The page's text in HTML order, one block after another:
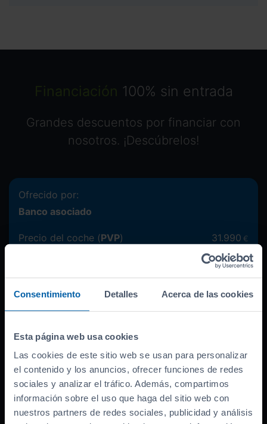
Consentimiento Detalles Acerca de las cookies
Esta página web usa cookies
Las cookies de este sitio web se usan para personalizar
el contenido y los anuncios, ofrecer funciones de redes
sociales y analizar el tráfico. Además, compartimos
información sobre el uso que haga del sitio web con
nuestros partners de redes sociales, publicidad y análisis
Financiación 100% sin entrada
Grandes descuentos por financiar con
nosotros. ¡Descúbrelos!
Cantidad a financiar 21.742
Ofrecido por:
Banco asociado
Precio del coche (PVP) 31.990 €
-3.000 €
Entrada inicial 7.248 €
Importe a financiar 21.742 €
TAE 12.66
TIN
Documentación necesaria